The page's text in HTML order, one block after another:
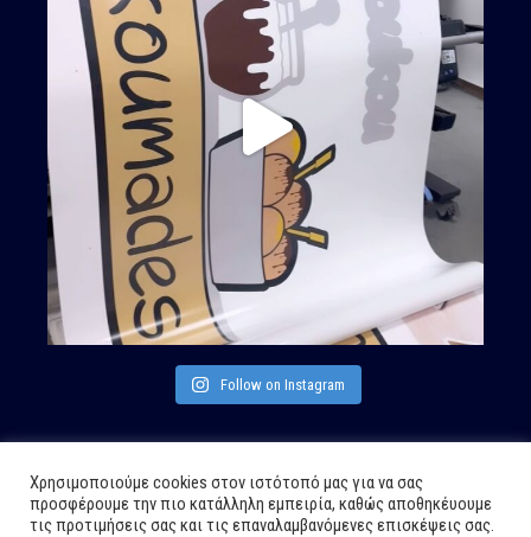
Follow on Instagram
Χρησιμοποιούμε cookies στον ιστότοπό μας για να σας
προσφέρουμε την πιο κατάλληλη εμπειρία, καθώς αποθηκέυουμε
τις προτιμήσεις σας και τις επαναλαμβανόμενες επισκέψεις σας.